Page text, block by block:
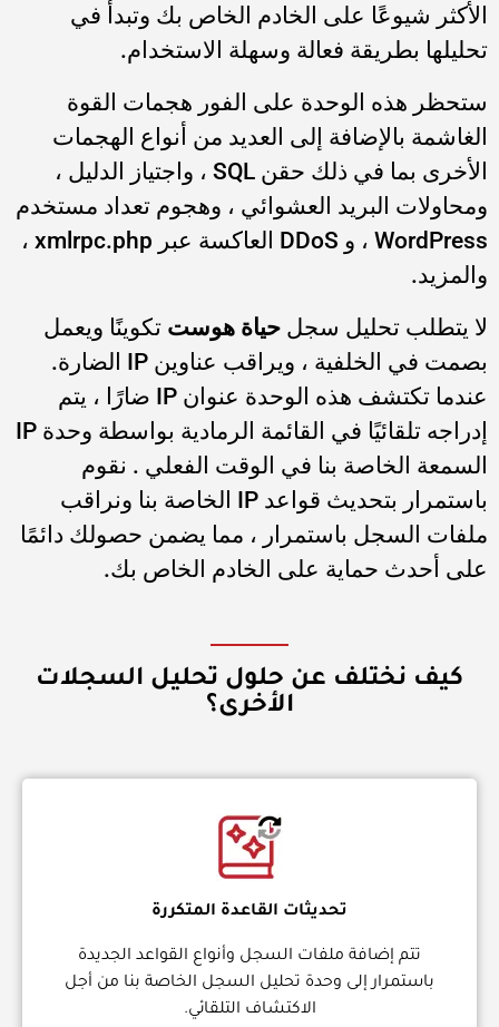
الأكثر شيوعًا على الخادم الخاص بك وتبدأ في
تحليلها بطريقة فعالة وسهلة الاستخدام.
ستحظر هذه الوحدة على الفور هجمات القوة
الغاشمة بالإضافة إلى العديد من أنواع الهجمات
الأخرى بما في ذلك حقن SQL ، واجتياز الدليل ،
ومحاولات البريد العشوائي ، وهجوم تعداد مستخدم
WordPress ، و DDoS العاكسة عبر xmlrpc.php ،
والمزيد.
لا يتطلب تحليل سجل حياة هوست تكوينًا ويعمل
بصمت في الخلفية ، ويراقب عناوين IP الضارة.
عندما تكتشف هذه الوحدة عنوان IP ضارًا ، يتم
إدراجه تلقائيًا في القائمة الرمادية بواسطة وحدة IP
السمعة الخاصة بنا في الوقت الفعلي . نقوم
باستمرار بتحديث قواعد IP الخاصة بنا ونراقب
ملفات السجل باستمرار ، مما يضمن حصولك دائمًا
على أحدث حماية على الخادم الخاص بك.
كيف نختلف عن حلول تحليل السجلات
الأخرى؟
تحديثات القاعدة المتكررة
تتم إضافة ملفات السجل وأنواع القواعد الجديدة
باستمرار إلى وحدة تحليل السجل الخاصة بنا من أجل
الاكتشاف التلقائي.